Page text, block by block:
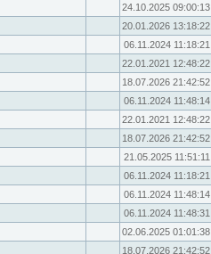
24.10.2025 09:00:13
20.01.2026 13:18:22
06.11.2024 11:18:21
22.01.2021 12:48:22
18.07.2026 21:42:52
06.11.2024 11:48:14
22.01.2021 12:48:22
18.07.2026 21:42:52
21.05.2025 11:51:11
06.11.2024 11:18:21
06.11.2024 11:48:14
06.11.2024 11:48:31
02.06.2025 01:01:38
18.07.2026 21:42:52